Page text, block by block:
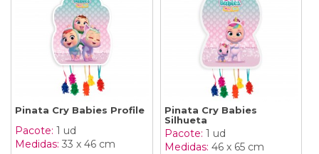
Pinata Cry Babies Profile
Pacote: 1 ud
Medidas: 33 x 46 cm
Pinata Cry Babies
Silhueta
Pacote: 1 ud
Medidas: 46 x 65 cm